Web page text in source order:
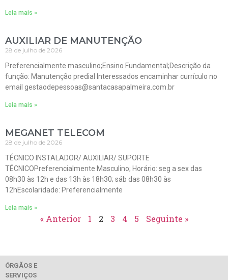
Leia mais »
AUXILIAR DE MANUTENÇÃO
28 de julho de 2026
Preferencialmente masculino;Ensino Fundamental;Descrição da
função: Manutenção predial Interessados encaminhar currículo no
email gestaodepessoas@santacasapalmeira.com.br
Leia mais »
MEGANET TELECOM
28 de julho de 2026
TÉCNICO INSTALADOR/ AUXILIAR/ SUPORTE
TÉCNICOPreferencialmente Masculino; Horário: seg a sex das
08h30 às 12h e das 13h às 18h30; sáb das 08h30 às
12hEscolaridade: Preferencialmente
Leia mais »
« Anterior 1 2 3 4 5 Seguinte »
ÓRGÃOS E
SERVIÇOS